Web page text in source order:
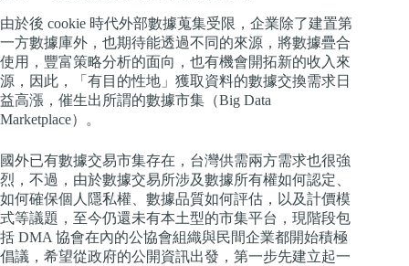
由於後 cookie 時代外部數據蒐集受限，企業除了建置第
一方數據庫外，也期待能透過不同的來源，將數據疊合
使用，豐富策略分析的面向，也有機會開拓新的收入來
源，因此，「有目的性地」獲取資料的數據交換需求日
益高漲，催生出所謂的數據市集（Big Data
Marketplace）。
國外已有數據交易市集存在，台灣供需兩方需求也很強
烈，不過，由於數據交易所涉及數據所有權如何認定、
如何確保個人隱私權、數據品質如何評估，以及計價模
式等議題，至今仍還未有本土型的市集平台，現階段包
括 DMA 協會在內的公協會組織與民間企業都開始積極
倡議，希望從政府的公開資訊出發，第一步先建立起一